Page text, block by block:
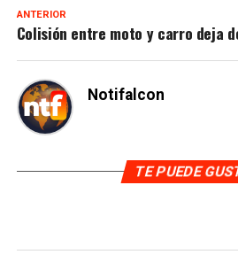
ANTERIOR
Colisión entre moto y carro deja
Notifalcon
TE PUEDE